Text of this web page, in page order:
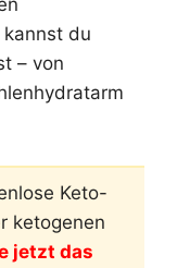
du
– von
Keto-
ketogenen
jetzt das